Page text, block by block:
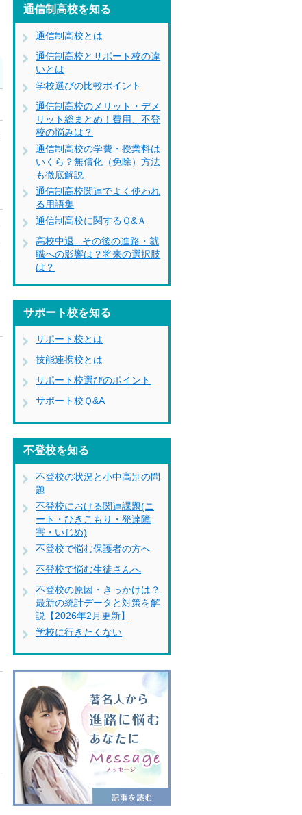
通信制高校を知る
通信制高校とは
通信制高校とサポート校の違
いとは
学校選びの比較ポイント
通信制高校のメリット・デメ
リット総まとめ！費用、不登
校の悩みは？
通信制高校の学費・授業料は
いくら？無償化（免除）方法
も徹底解説
通信制高校関連でよく使われ
る用語集
通信制高校に関するＱ&Ａ
高校中退...その後の進路・就
職への影響は？将来の選択肢
は？
サポート校を知る
サポート校とは
技能連携校とは
サポート校選びのポイント
サポート校Ｑ&A
不登校を知る
不登校の状況と小中高別の問
題
不登校における関連課題(ニ
ート・ひきこもり・発達障
害・いじめ)
不登校で悩む保護者の方へ
不登校で悩む生徒さんへ
不登校の原因・きっかけは？
最新の統計データと対策を解
説【2026年2月更新】
学校に行きたくない